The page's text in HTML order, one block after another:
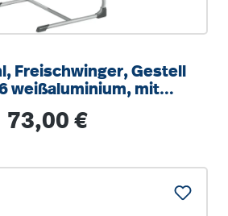
Freischwinger, Gestell
weißaluminium, mit
Regulärer Preis:
73,00 €